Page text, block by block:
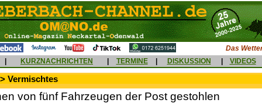
Das
KURZNACHRICHTEN TERMINE DISKUSSION VIDEOS
Vermischtes
von fünf Fahrzeugen der Post gestohlen